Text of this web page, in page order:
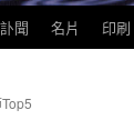
訃聞 名片 印刷